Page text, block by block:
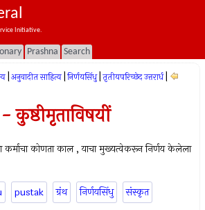
Initiative.
Prashna Search
अनुवादीत साहित्य निर्णयसिंधु तृतीयपरिच्छेद उत्तरार्ध
कुष्ठीमृताविषयीं
कर्माचा कोणता काल , याचा मुख्यत्वेकरून निर्णय केलेला
pustak ग्रंथ निर्णयसिंधु संस्कृत